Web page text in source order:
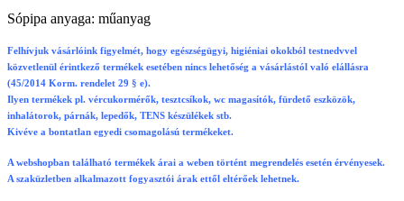
Sópipa anyaga: műanyag
Felhívjuk vásárlóink figyelmét, hogy egészségügyi, higiéniai okokból testnedvvel
közvetlenül érintkező termékek esetében nincs lehetőség a vásárlástól való elállásra
(45/2014 Korm. rendelet 29 § e).
Ilyen termékek pl. vércukormérők, tesztcsíkok, wc magasítók, fürdető eszközök,
inhalátorok, párnák, lepedők, TENS készülékek stb.
Kivéve a bontatlan egyedi csomagolású termékeket.
A webshopban található termékek árai a weben történt megrendelés esetén érvényesek.
A szaküzletben alkalmazott fogyasztói árak ettől eltérőek lehetnek.